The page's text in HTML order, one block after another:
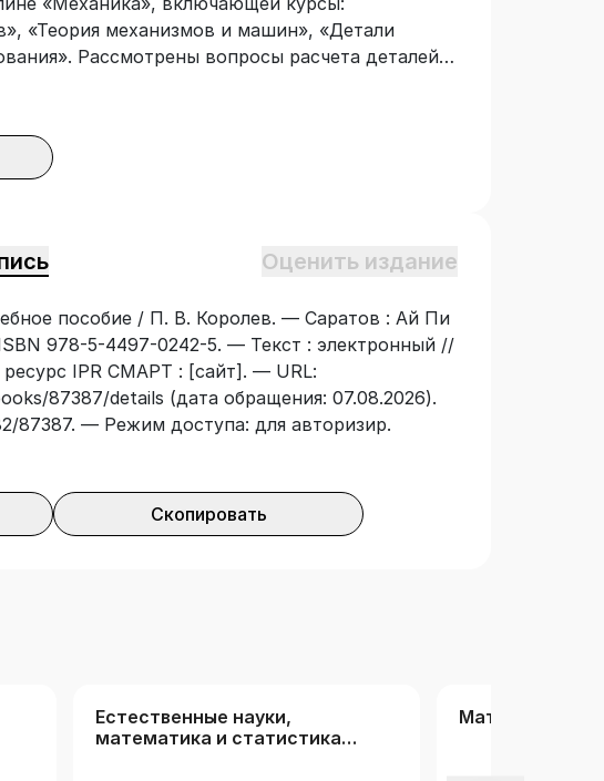
«Теория механизмов и машин», «Детали
Рассмотрены вопросы расчета деталей
Особое внимание уделено методам расчета
Соответствует требованиям Федерального
стандарта высшего образования.
Оценить издание
пособие / П. В. Королев. — Саратов : Ай Пи
978-5-4497-0242-5. — Текст : электронный //
IPR СМАРТ : [сайт]. — URL:
87387/details (дата обращения: 07.08.2026).
87387. — Режим доступа: для авторизир.
Скопировать
Естественные науки,
математика и статистика
Математика и